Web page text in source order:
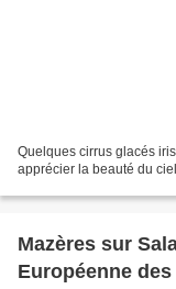
Quelques cirrus glacés
apprécier la beauté du
Mazères sur
Européenne